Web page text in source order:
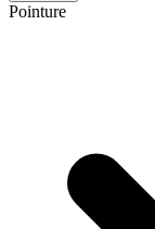
Pointure